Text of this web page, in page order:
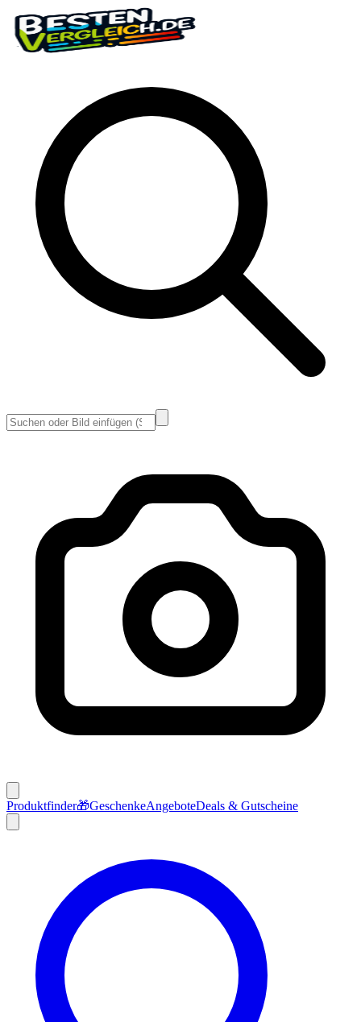
Produktfinder🎁GeschenkeAngeboteDeals & Gutscheine